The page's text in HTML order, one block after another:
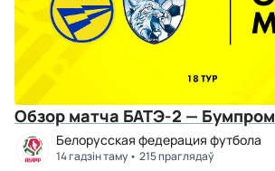
Обзор матча БАТЭ-2 — Бумпром
Белорусская федерация футбола
14 гадзін таму 215 праглядаў